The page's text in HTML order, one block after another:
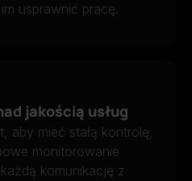
usprawnić pracę.
jakością usług
aby mieć stałą kontrolę,
monitorowanie
komunikację z